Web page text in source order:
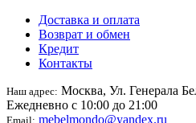
Доставка и оплата
Возврат и обмен
Кредит
Контакты
Наш адрес: Москва, Ул. Генерала
Ежедневно с 10:00 до 21:00
Email: mebelmondo@yandex.ru